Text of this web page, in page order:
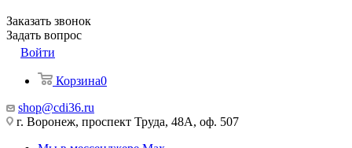
Заказать звонок
Задать вопрос
Войти
Корзина0
shop@cdi36.ru
г. Воронеж, проспект Труда, 48А, оф. 507